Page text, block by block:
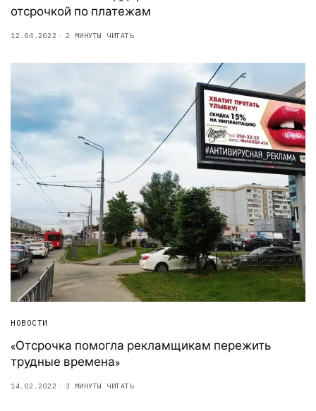
отсрочкой по платежам
12.04.2022 2 МИНУТЫ ЧИТАТЬ
НОВОСТИ
«Отсрочка помогла рекламщикам пережить
трудные времена»
14.02.2022 3 МИНУТЫ ЧИТАТЬ